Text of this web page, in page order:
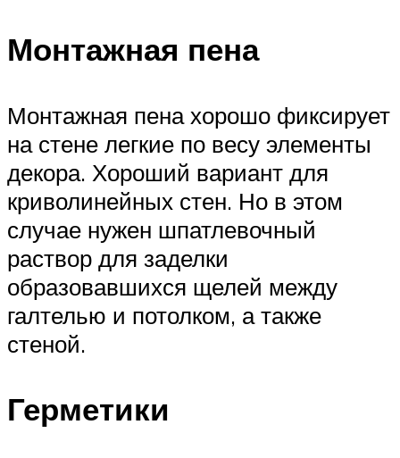
Монтажная пена
Монтажная пена хорошо фиксирует
на стене легкие по весу элементы
декора. Хороший вариант для
криволинейных стен. Но в этом
случае нужен шпатлевочный
раствор для заделки
образовавшихся щелей между
галтелью и потолком, а также
стеной.
Герметики